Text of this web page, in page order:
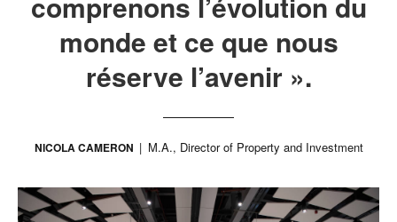
monde et ce que nous
réserve l’avenir ».
NICOLA CAMERON M.A., Director of Property and Investment